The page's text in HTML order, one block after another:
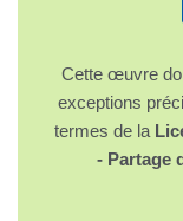
Cette œuvre
exceptions
termes de la
- Partage